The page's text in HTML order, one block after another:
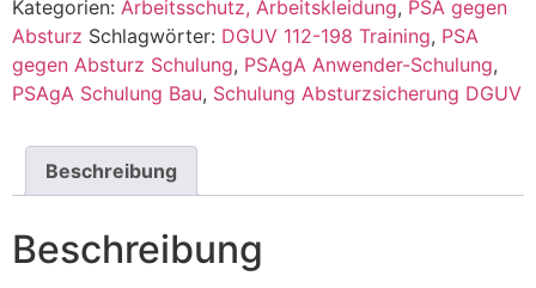
Kategorien: Arbeitsschutz, Arbeitskleidung, PSA gegen
Absturz Schlagwörter: DGUV 112-198 Training, PSA
gegen Absturz Schulung, PSAgA Anwender-Schulung,
PSAgA Schulung Bau, Schulung Absturzsicherung DGUV
Beschreibung
Beschreibung